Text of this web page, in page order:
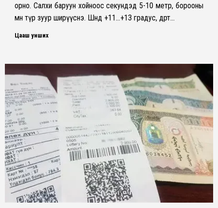
орно. Салхи баруун хойноос секундэд 5-10 метр, борооны
өмнө түр зуур ширүүснэ. Шөнөдөө +11…+13 градус, өдөртөө…
Цааш унших